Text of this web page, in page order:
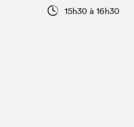
Vidéos et balados15h30 à 16h30